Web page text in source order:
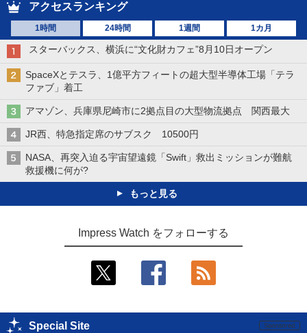
アクセスランキング
1時間 24時間 1週間 1カ月
スターバックス、横浜に“文化財カフェ”8月10日オープン
SpaceXとテスラ、1億平方フィートの超大型半導体工場「テラ
ファブ」着工
アマゾン、兵庫県尼崎市に2拠点目の大型物流拠点 関西最大
JR西、特急指定席のサブスク 10500円
NASA、再突入迫る宇宙望遠鏡「Swift」救出ミッションが難航
救援機に何が?
もっと見る
Impress Watch をフォローする
Special Site